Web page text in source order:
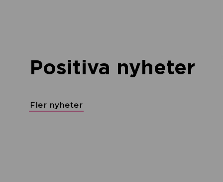
Positiva nyheter
Fler nyheter